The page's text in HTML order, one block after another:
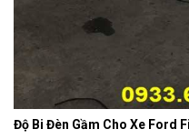
Độ Bi Đèn Gầm Cho Xe Ford